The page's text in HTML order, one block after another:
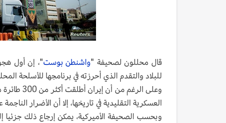
قال محللون لصحيفة "واشنطن بوست"، إن أول
للبلاد والتقدم الذي أحرزته في برنامجها للأسلحة
وعلى
العسكرية التقليدية في تاريخها، إلا أن الأضرار
وبحسب الصحيفة الأميركية، يمكن إرجاع ذلك جزئيا